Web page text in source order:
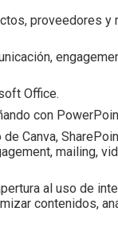
proveedores y
Office.
con
Canva,
mailing,
al uso de
contenidos,